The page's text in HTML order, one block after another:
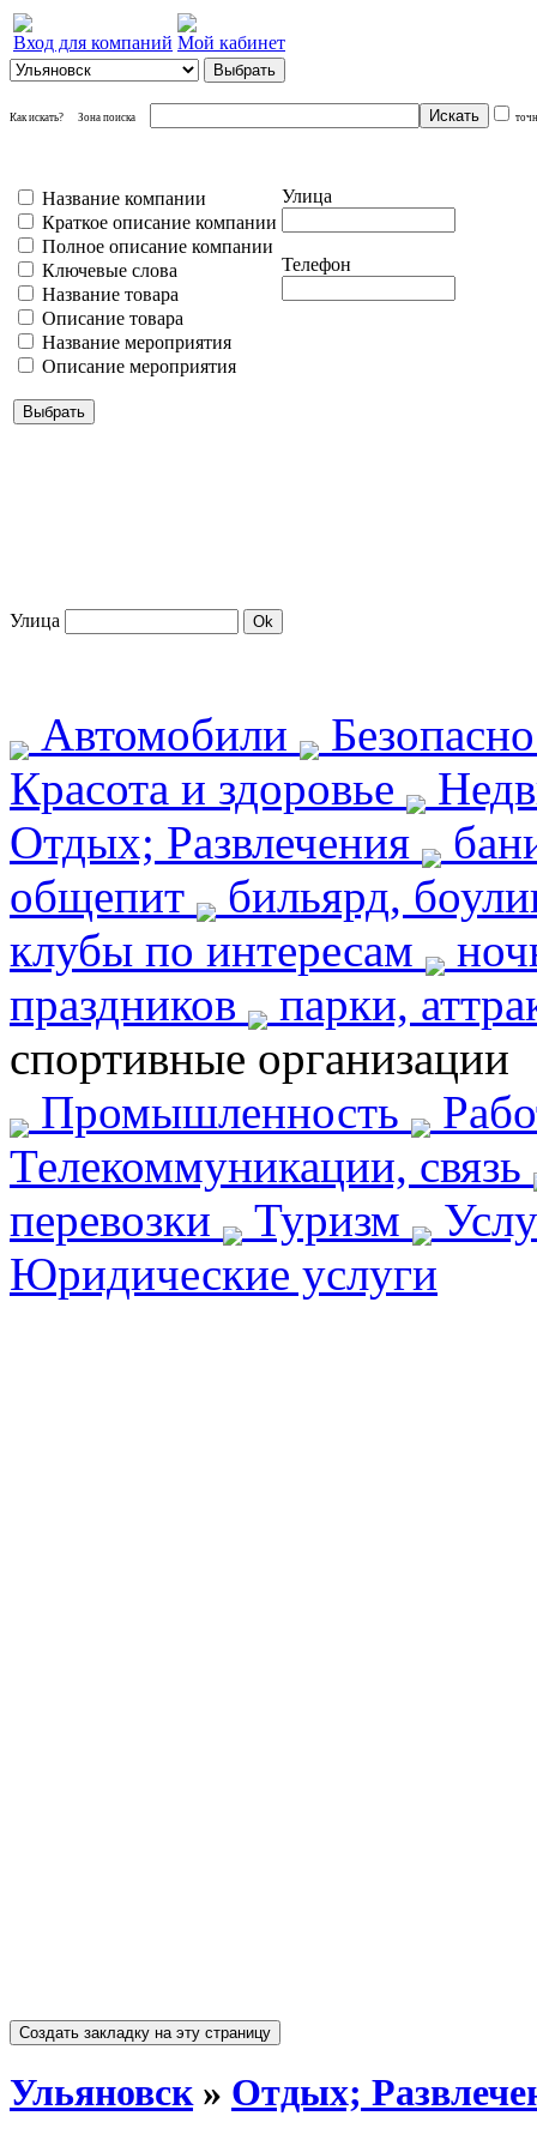
Вход для компаний Мой кабинет
Как искать? Зона поиска
Название компании
Краткое описание компании
Полное описание компании
Ключевые слова
Название товара
Описание товара
Название мероприятия
Описание мероприятия
Улица
Телефон
Улица
Автомобили
Красота и здоровье
Отдых; Развлечения
общепит
бильярд,
клубы по интересам
праздников
парки,
спортивные организации
Промышленность
Телекоммуникации, связь
перевозки
Туризм
Юридические услуги
Ульяновск» Отдых;